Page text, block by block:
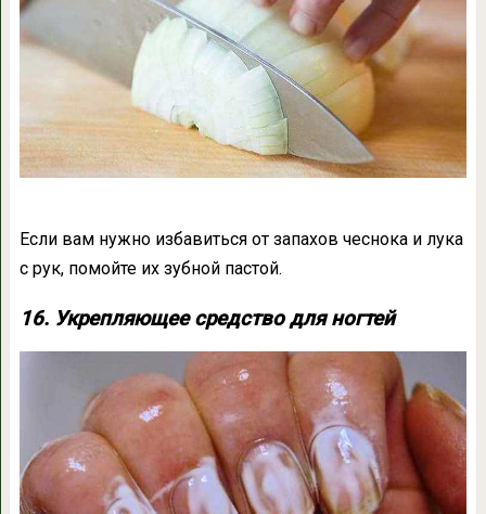
Если вам нужно избавиться от запахов чеснока и лука
с рук, помойте их зубной пастой.
16. Укрепляющее средство для ногтей